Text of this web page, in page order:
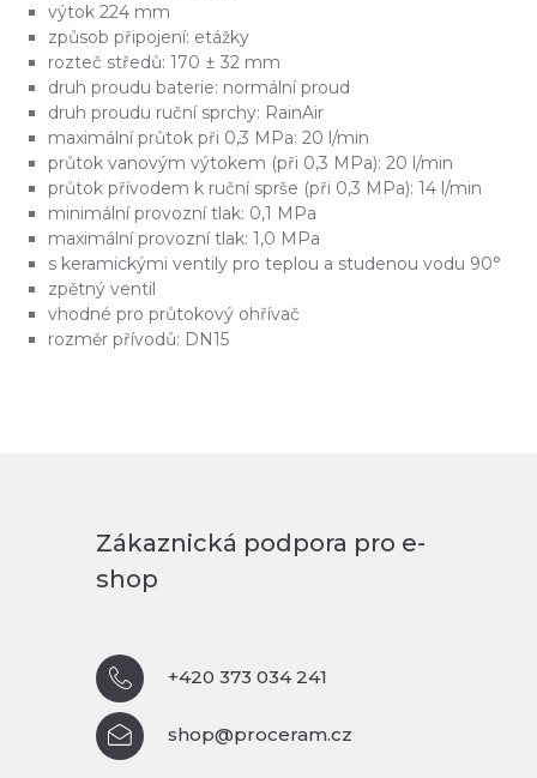
výtok 224 mm
způsob připojení: etážky
rozteč středů: 170 ± 32 mm
druh proudu baterie: normální proud
druh proudu ruční sprchy: RainAir
maximální průtok při 0,3 MPa: 20 l/min
průtok vanovým výtokem (při 0,3 MPa): 20 l/min
průtok přívodem k ruční sprše (při 0,3 MPa): 14 l/min
minimální provozní tlak: 0,1 MPa
maximální provozní tlak: 1,0 MPa
s keramickými ventily pro teplou a studenou vodu 90°
zpětný ventil
vhodné pro průtokový ohřívač
rozměr přívodů: DN15
Zákaznická podpora pro e-
shop
+420 373 034 241
shop@proceram.cz